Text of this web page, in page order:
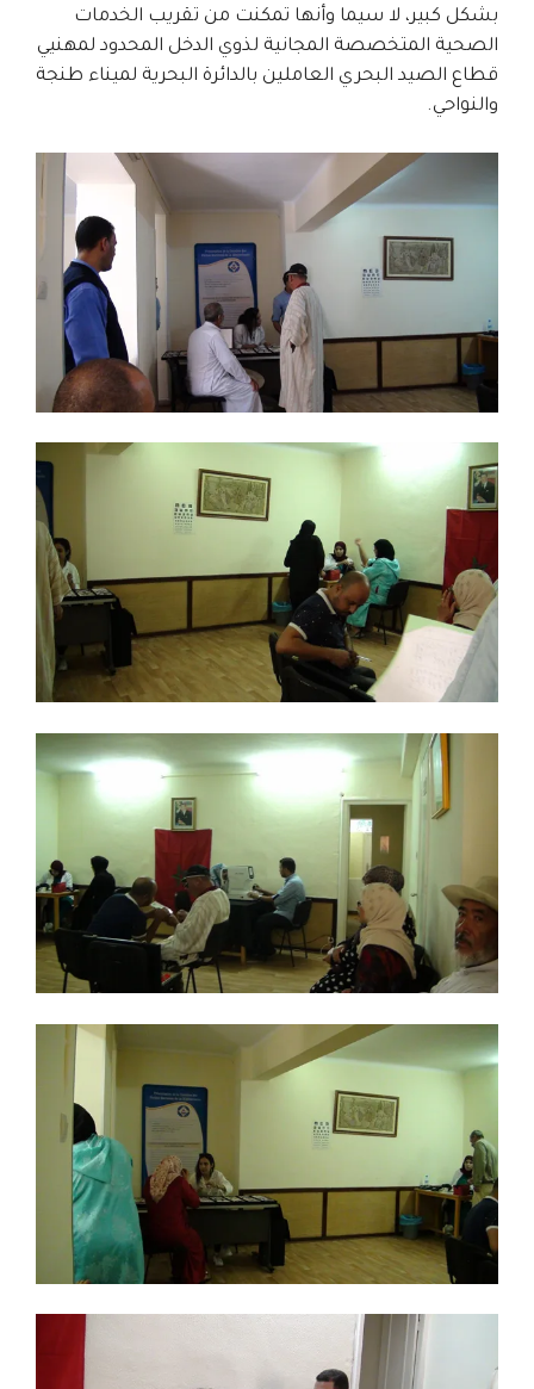
بشكل كبير، لا سيما وأنها تمكنت من تقريب الخدمات
الصحية المتخصصة المجانية لذوي الدخل المحدود لمهنيي
قطاع الصيد البحري العاملين بالدائرة البحرية لميناء طنجة
والنواحي.